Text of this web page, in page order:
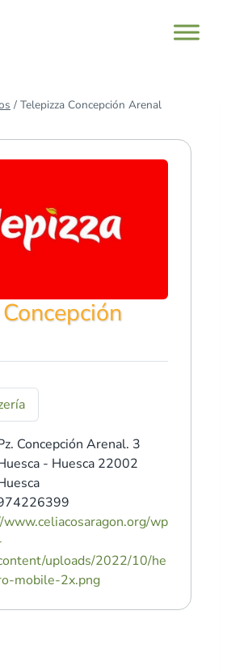
/ Telepizza Concepción Arenal
Concepción Arenal. 3
- Huesca 22002
www.celiacosaragon.org/wp
uploads/2022/10/he
mobile-2x.png